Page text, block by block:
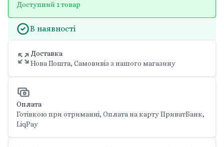
Доступний 1 товар
В наявності
Доставка
Нова Пошта, Самовивіз з нашого магазину
Оплата
Готівкою при отриманні, Оплата на карту ПриватБанк,
LiqPay